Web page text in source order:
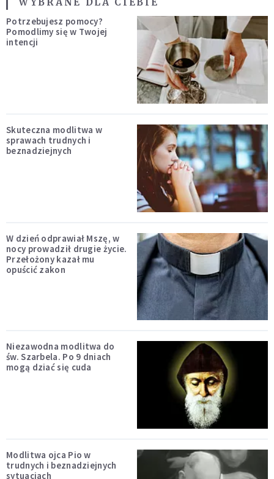
WYBRANE DLA CIEBIE
Potrzebujesz pomocy?
Pomodlimy się w Twojej
intencji
Skuteczna modlitwa w
sprawach trudnych i
beznadziejnych
W dzień odprawiał Mszę, w
nocy prowadził drugie życie.
Przełożony kazał mu
opuścić zakon
Niezawodna modlitwa do
św. Szarbela. Po 9 dniach
mogą dziać się cuda
Modlitwa ojca Pio w
trudnych i beznadziejnych
sytuacjach